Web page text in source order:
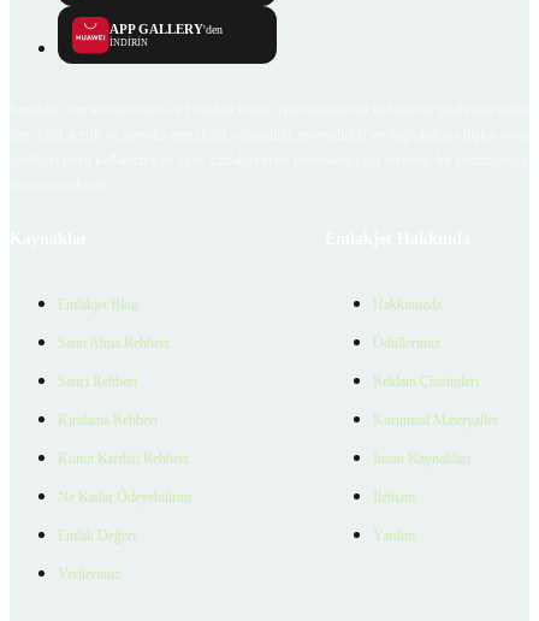
APP GALLERY'den
İNDİRİN
Emlakjet Blog
Satın Alma Rehberi
Satıcı Rehberi
Kiralama Rehberi
Konut Kredisi Rehberi
Ne Kadar Ödeyebilirim
Emlak Değeri
Verilerimiz
Hakkımızda
Ödüllerimiz
Reklam Çözümleri
Kurumsal Materyaller
İnsan Kaynakları
İletişim
Yardım